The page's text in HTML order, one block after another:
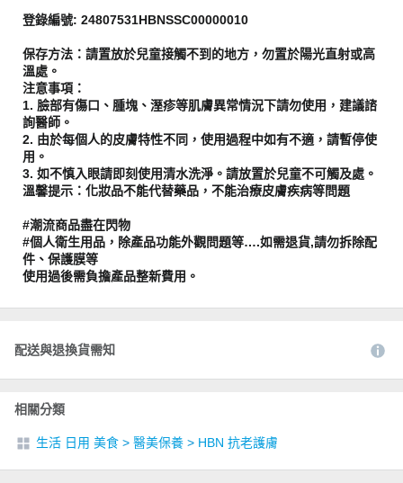
登錄編號: 24807531HBNSSC00000010
保存方法：請置放於兒童接觸不到的地方，勿置於陽光直射或高
溫處。
注意事項：
1. 臉部有傷口、腫塊、溼疹等肌膚異常情況下請勿使用，建議諮
詢醫師。
2. 由於每個人的皮膚特性不同，使用過程中如有不適，請暫停使
用。
3. 如不慎入眼請即刻使用清水洗淨。請放置於兒童不可觸及處。
溫馨提示：化妝品不能代替藥品，不能治療皮膚疾病等問題
#潮流商品盡在閃物
#個人衛生用品，除產品功能外觀問題等….如需退貨,請勿拆除配
件、保護膜等
使用過後需負擔產品整新費用。
配送與退換貨需知
相關分類
生活 日用 美食 > 醫美保養 > HBN 抗老護膚